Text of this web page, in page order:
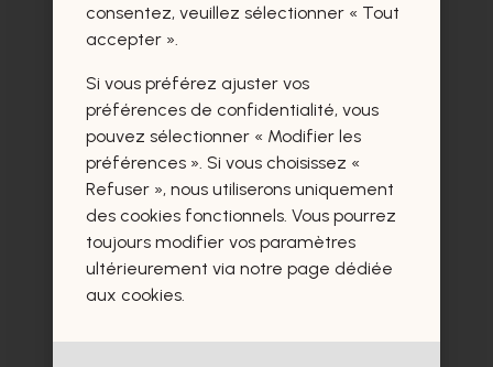
Ces produits vous intéresseront
certainement aussi.
- 30%
consentez, veuillez sélectionner « Tout
accepter ».
Si vous préférez ajuster vos
préférences de confidentialité, vous
pouvez sélectionner « Modifier les
préférences ». Si vous choisissez «
Refuser », nous utiliserons uniquement
des cookies fonctionnels. Vous pourrez
toujours modifier vos paramètres
ultérieurement via notre page dédiée
aux cookies.